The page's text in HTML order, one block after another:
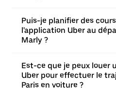
Puis-je planifier des
l'application Uber au
Marly ?
Est-ce que je peux louer
Uber pour effectuer le
Paris en voiture ?